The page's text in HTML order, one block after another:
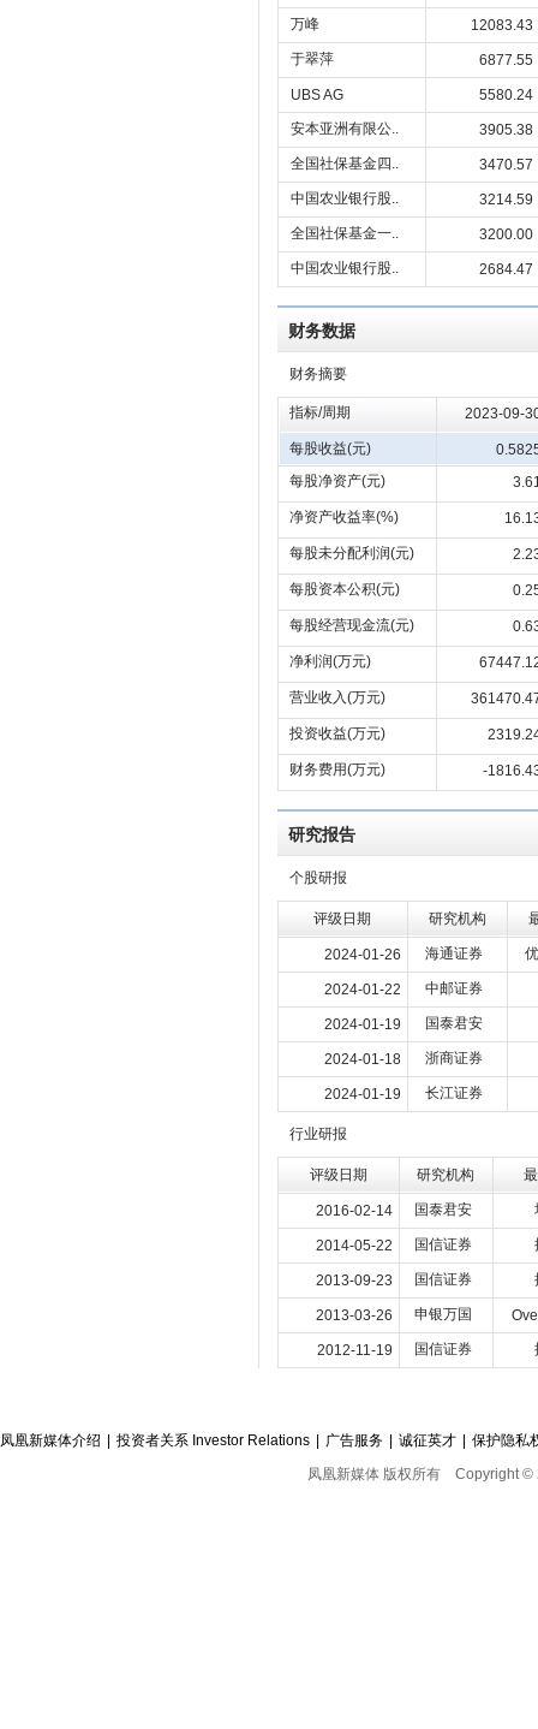
万峰
12083.43
于翠萍
6877.55
UBS AG
5580.24
安本亚洲有限公..
3905.38
全国社保基金四..
3470.57
中国农业银行股..
3214.59
全国社保基金一..
3200.00
中国农业银行股..
2684.47
财务数据
财务摘要
指标/周期 2023-09-
每股收益(元)
每股净资产(元)
净资产收益率(%)
每股未分配利润(元)
每股资本公积(元)
每股经营现金流(元)
净利润(万元)
营业收入(万元)
投资收益(万元)
财务费用(万元) -
研究报告
个股研报
评级日期 研究机构
2024-01-26 海通证券
2024-01-22 中邮证券
2024-01-19 国泰君安
2024-01-18 浙商证券
2024-01-19 长江证券
行业研报
评级日期 研究机构
2016-02-14 国泰君安
2014-05-22 国信证券
2013-09-23 国信证券
2013-03-26 申银万国
2012-11-19 国信证券
凤凰新媒体介绍 投资者关系 Investor Relations 广告服务 诚征英才
保护隐私
凤凰新媒体 版权所有 Copyright ©